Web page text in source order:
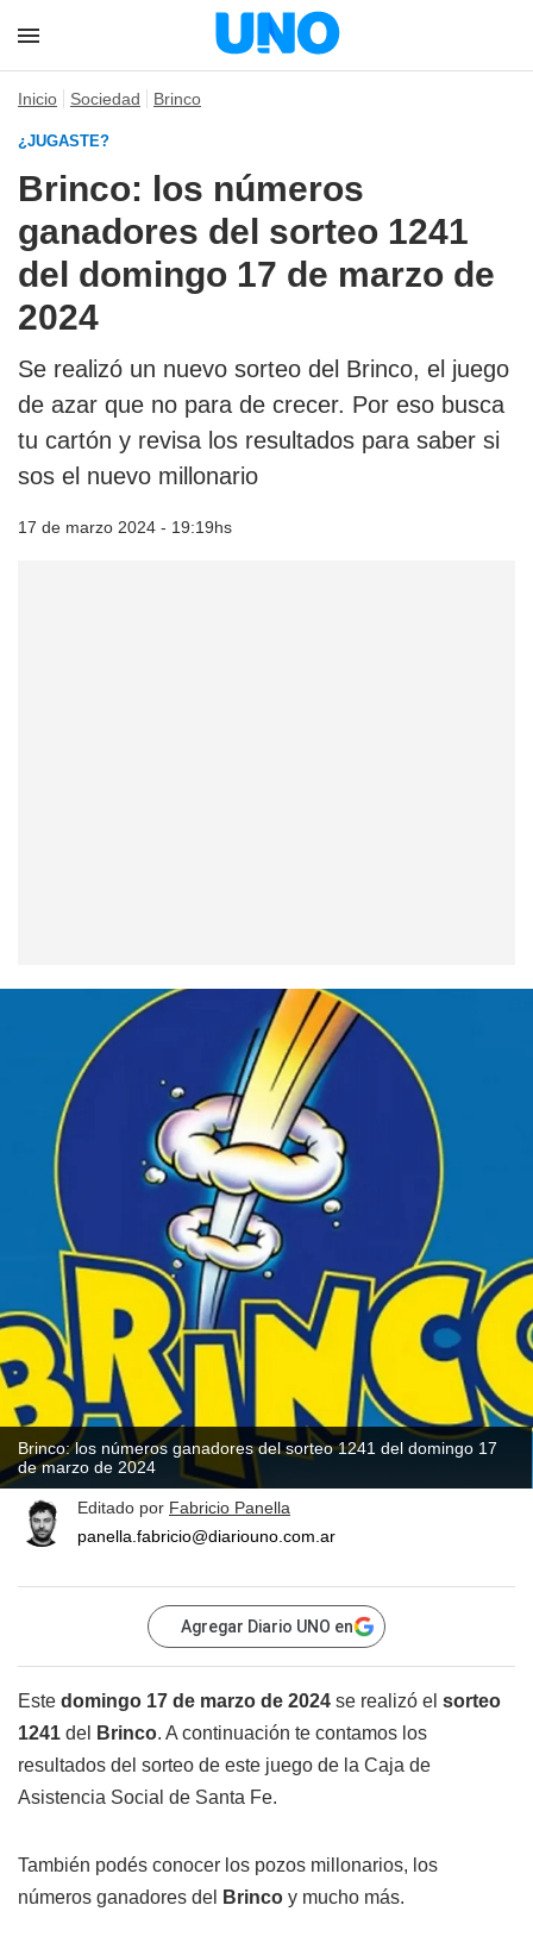
Inicio Sociedad Brinco
¿JUGASTE?
Brinco: los números
ganadores del sorteo 1241
del domingo 17 de marzo de
2024
Se realizó un nuevo sorteo del Brinco, el juego
de azar que no para de crecer. Por eso busca
tu cartón y revisa los resultados para saber si
sos el nuevo millonario
17 de marzo 2024 - 19:19hs
Brinco: los números ganadores del sorteo 1241 del domingo 17
de marzo de 2024
Editado por Fabricio Panella
panella.fabricio@diariouno.com.ar
Agregar Diario UNO en
Este domingo 17 de marzo de 2024 se realizó el sorteo
1241 del Brinco. A continuación te contamos los
resultados del sorteo de este juego de la Caja de
Asistencia Social de Santa Fe.
También podés conocer los pozos millonarios, los
números ganadores del
Brinco y mucho más.